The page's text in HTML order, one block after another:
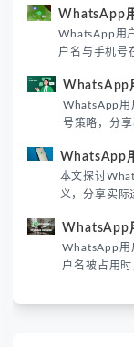
境团队高效
WhatsApp
WhatsApp用
户名与手机号
际差异，帮
WhatsApp
WhatsApp用
号策略，分
性直接影响
WhatsApp
本文探讨
义，分享实际
已成为全球
WhatsApp
WhatsApp用
户名被占用
账号安全。